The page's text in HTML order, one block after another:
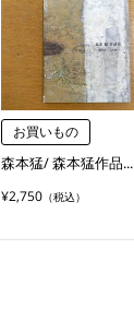
お買いもの
森本猛/ 森本猛作品...
¥2,750 （税込）